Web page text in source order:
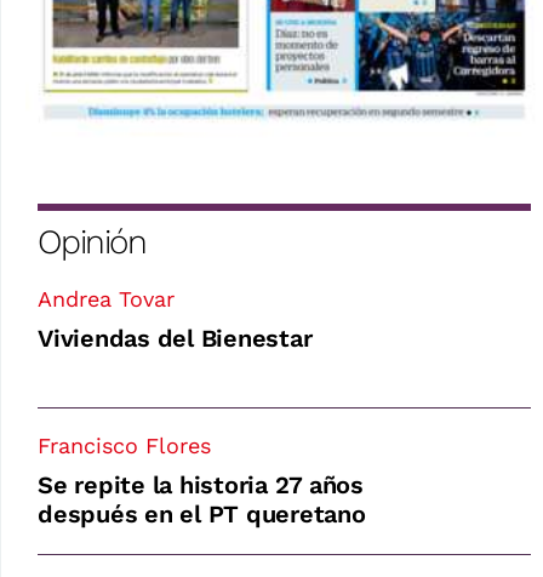
Opinión
Andrea Tovar
Viviendas del Bienestar
Francisco Flores
Se repite la historia 27 años
después en el PT queretano